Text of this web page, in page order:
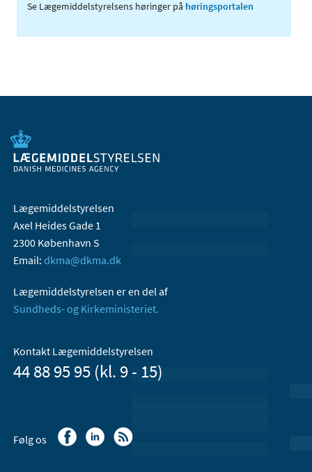
Se Lægemiddelstyrelsens høringer på høringsportalen
Lægemiddelstyrelsen
Axel Heides Gade 1
2300 København S
Email: dkma@dkma.dk
Lægemiddelstyrelsen er en del af
Sundheds- og Kirkeministeriet.
Kontakt Lægemiddelstyrelsen
44 88 95 95 (kl. 9 - 15)
Følg os